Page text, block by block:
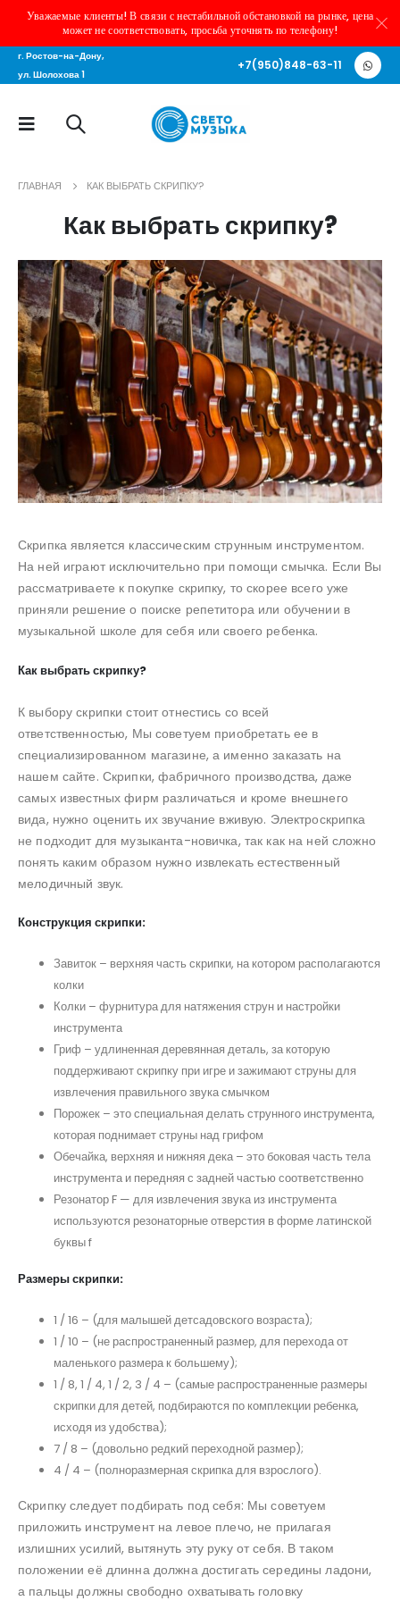
Уважаемые клиенты! В связи с нестабильной обстановкой на рынке, цена
может не соответствовать, просьба уточнять по телефону!
г. Ростов-на-Дону,
ул. Шолохова 1
+7(950)848-63-11
ГЛАВНАЯ КАК ВЫБРАТЬ СКРИПКУ?
Как выбрать скрипку?
Скрипка является классическим струнным инструментом.
На ней играют исключительно при помощи смычка. Если Вы
рассматриваете к покупке скрипку, то скорее всего уже
приняли решение о поиске репетитора или обучении в
музыкальной школе для себя или своего ребенка.
Как выбрать скрипку?
К выбору скрипки стоит отнестись со всей
ответственностью, Мы советуем приобретать ее в
специализированном магазине, а именно заказать на
нашем сайте. Скрипки, фабричного производства, даже
самых известных фирм различаться и кроме внешнего
вида, нужно оценить их звучание вживую. Электроскрипка
не подходит для музыканта-новичка, так как на ней сложно
понять каким образом нужно извлекать естественный
мелодичный звук.
Конструкция скрипки:
Завиток – верхняя часть скрипки, на котором располагаются
колки
Колки – фурнитура для натяжения струн и настройки
инструмента
Гриф – удлиненная деревянная деталь, за которую
поддерживают скрипку при игре и зажимают струны для
извлечения правильного звука смычком
Порожек – это специальная делать струнного инструмента,
которая поднимает струны над грифом
Обечайка, верхняя и нижняя дека – это боковая часть тела
инструмента и передняя с задней частью соответственно
Резонатор F — для извлечения звука из инструмента
используются резонаторные отверстия в форме латинской
буквы f
Размеры скрипки:
1 / 16 – (для малышей детсадовского возраста);
1 / 10 – (не распространенный размер, для перехода от
маленького размера к большему);
1 / 8, 1 / 4, 1 / 2, 3 / 4 – (самые распространенные размеры
скрипки для детей, подбираются по комплекции ребенка,
исходя из удобства);
7 / 8 – (довольно редкий переходной размер);
4 / 4 – (полноразмерная скрипка для взрослого).
Скрипку следует подбирать под себя: Мы советуем
приложить инструмент на левое плечо, не прилагая
излишних усилий, вытянуть эту руку от себя. В таком
положении её длинна должна достигать середины ладони,
а пальцы должны свободно охватывать головку